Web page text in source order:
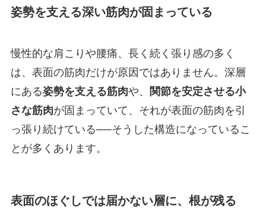
姿勢を支える深い筋肉が固まっている
慢性的な肩こりや腰痛、長く続く張り感の多く
は、表面の筋肉だけが原因ではありません。深層
にある姿勢を支える筋肉や、
関節を安定させる小
さな筋肉が固まっていて、それが表面の筋肉を引
っ張り続けている──そうした構造になっているこ
とが多くあります。
表面のほぐしでは届かない層に、根が残る